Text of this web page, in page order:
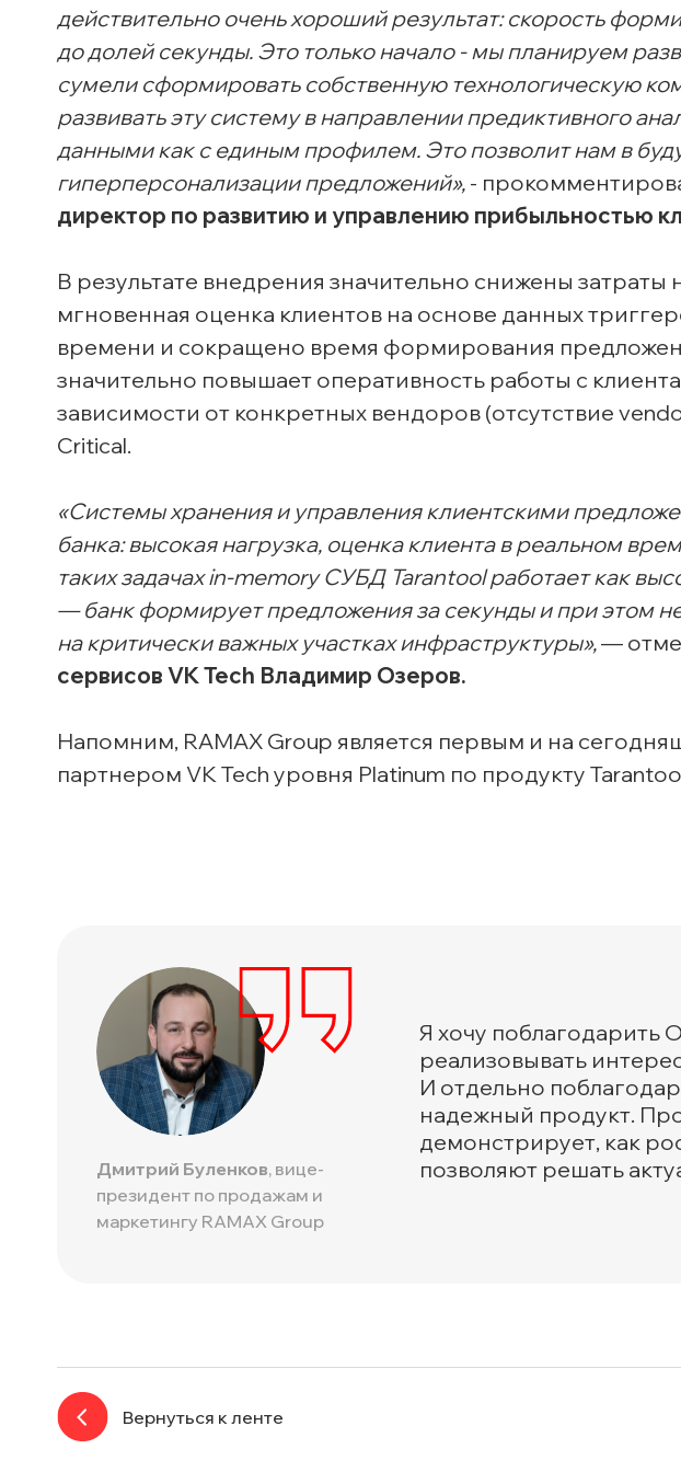
действительно очень хороший результат: скорость
до долей секунды. Это только начало - мы планируем
сумели сформировать собственную технологическую
развивать эту систему в направлении предиктивного
данными как с единым профилем. Это позволит нам в
гиперперсонализации предложений», -
директор по развитию и управлению прибыльностью
В результате внедрения значительно снижены
мгновенная оценка клиентов на основе данных
времени и сокращено время формирования
значительно повышает оперативность работы с
зависимости от конкретных вендоров (отсутствие
Critical.
«Системы хранения и управления клиентскими
банка: высокая нагрузка, оценка клиента в реальном
таких задачах in-memory СУБД Tarantool работает как
— банк формирует предложения за секунды и при этом
на критически важных участках инфраструктуры»,—
сервисов VK Tech Владимир Озеров.
Напомним, RAMAX Group является первым и на
партнером VK Tech уровня Platinum по продукту
Дмитрий Буленков, вице-
президент по продажам и
маркетингу RAMAX Group
Я хочу поблагодарить
реализовывать
И отдельно
надежный продукт.
демонстрирует, как
позволяют решать
Вернуться к ленте